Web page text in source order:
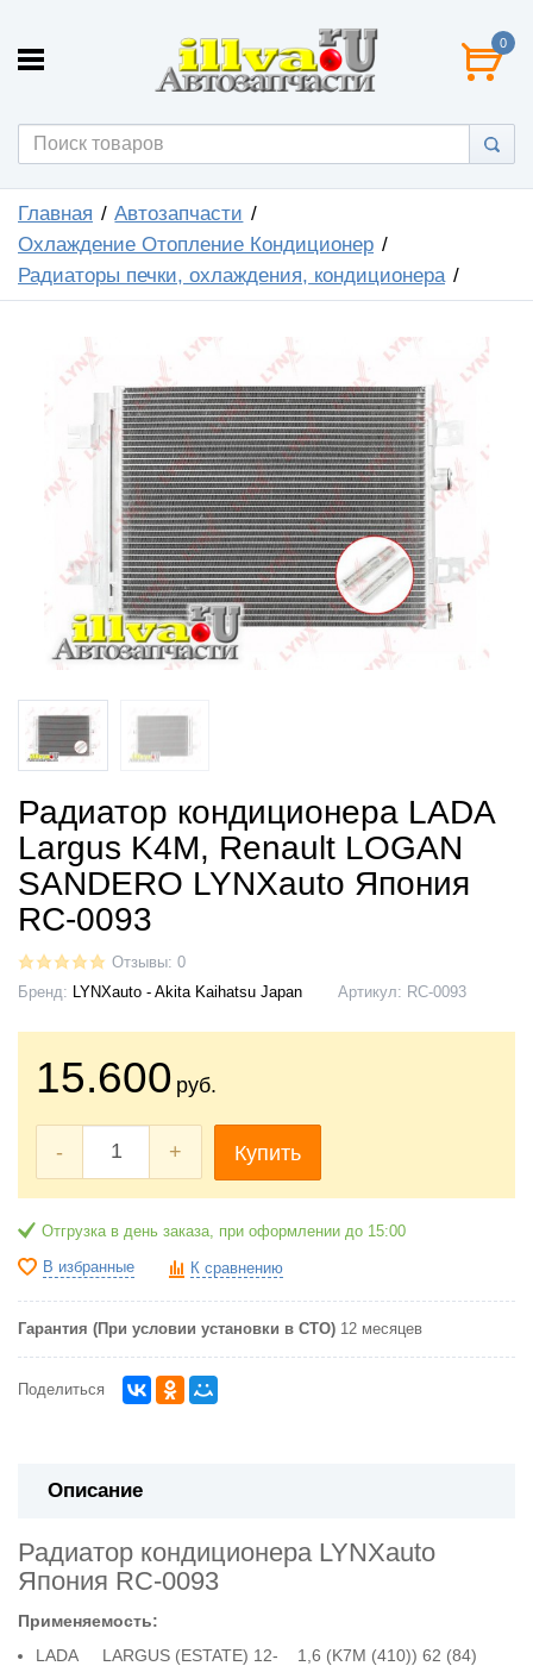
0
Главная
Автозапчасти
Охлаждение Отопление Кондиционер
Радиаторы печки, охлаждения, кондиционера
Радиатор кондиционера LADA
Largus K4M, Renault LOGAN
SANDERO LYNXauto Япония
RC-0093
Отзывы: 0
Бренд: LYNXauto - Akita Kaihatsu Japan Артикул: RC-0093
15.600 руб.
- + Купить
Отгрузка в день заказа, при оформлении до 15:00
В избранные К сравнению
Гарантия (При условии установки в СТО) 12 месяцев
Поделиться
Описание
Радиатор кондиционера LYNXauto
Япония RC-0093
Применяемость:
LADA LARGUS (ESTATE) 12- 1,6 (K7M (410)) 62 (84)